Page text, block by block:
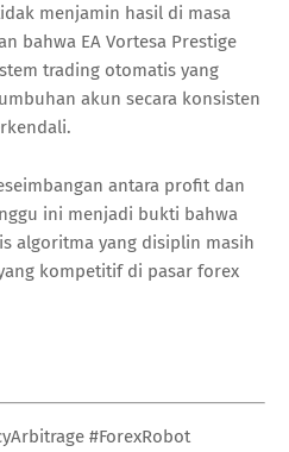
menjamin hasil di masa
bahwa EA Vortesa Prestige
trading otomatis yang
akun secara konsisten
antara profit dan
ini menjadi bukti bahwa
algoritma yang disiplin masih
kompetitif di pasar forex
#ForexRobot